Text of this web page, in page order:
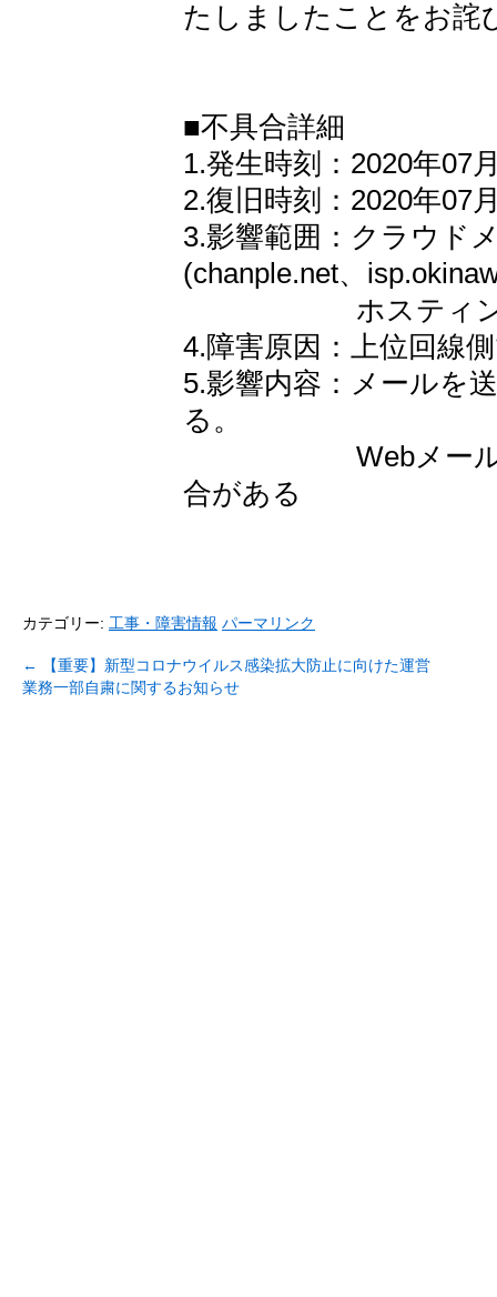
たしましたことをお詫
■不具合詳細
1.発生時刻：2020年07
2.復旧時刻：2020年07
3.影響範囲：クラウド
(chanple.net、
ホスティング
4.障害原因：上位回線
5.影響内容：メールを
る。
Webメールにロ
合がある
カテゴリー: 工事・障害情報 パーマリンク
←
【重要】新型コロナウイルス感染拡大防止に向けた運営
業務一部自粛に関するお知らせ